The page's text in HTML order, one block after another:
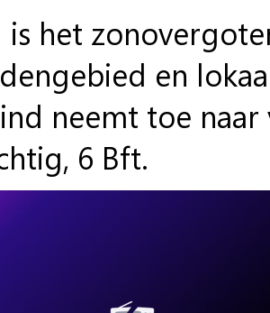
is het
en
neemt toe naar
6 Bft.